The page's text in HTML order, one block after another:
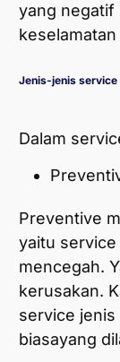
yang negatif
Jenis-jenis service
Dalam
Preventive
yaitu
mencegah.
kerusakan.
service jenis
biasayang